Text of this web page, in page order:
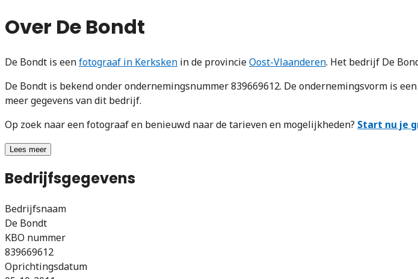
Over De Bondt
De Bondt is eenfotograaf in Kerksken in de provincieOost-Vlaanderen. Het bedrijf De
De Bondt is bekend onder ondernemingsnummer 839669612. De ondernemingsvorm is
meer gegevens van dit bedrijf.
Op zoek naar een fotograaf en benieuwd naar de tarieven en mogelijkheden? Start nu je
Lees meer
Bedrijfsgegevens
Bedrijfsnaam
De Bondt
KBO nummer
839669612
Oprichtingsdatum